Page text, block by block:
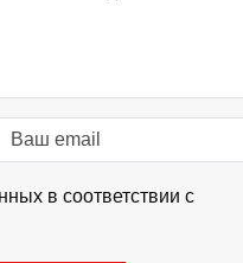
в соответствии с